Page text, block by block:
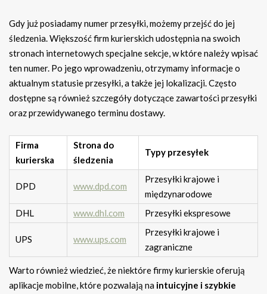
Gdy już posiadamy numer przesyłki, możemy przejść do jej
śledzenia. Większość firm kurierskich udostępnia na swoich
stronach internetowych specjalne sekcje, w które należy wpisać
ten numer. Po jego wprowadzeniu, otrzymamy informacje o
aktualnym statusie przesyłki, a także jej lokalizacji. Często
dostępne są również szczegóły dotyczące zawartości przesyłki
oraz przewidywanego terminu dostawy.
Firma
kurierska
Strona do
śledzenia
Typy przesyłek
DPD www.dpd.com
Przesyłki krajowe i
międzynarodowe
DHL
www.dhl.com Przesyłki ekspresowe
UPS www.ups.com
Przesyłki krajowe i
zagraniczne
Warto również wiedzieć, że niektóre firmy kurierskie oferują
aplikacje mobilne, które pozwalają na intuicyjne i szybkie